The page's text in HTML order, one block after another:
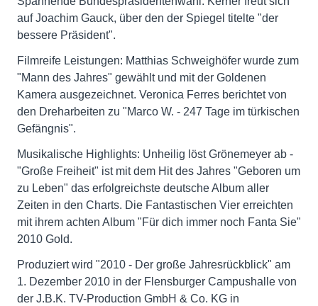
auf Joachim Gauck, über den der Spiegel titelte "der
bessere Präsident".
Filmreife Leistungen: Matthias Schweighöfer wurde zum
"Mann des Jahres" gewählt und mit der Goldenen
Kamera ausgezeichnet. Veronica Ferres berichtet von
den Dreharbeiten zu "Marco W. - 247 Tage im türkischen
Gefängnis".
Musikalische Highlights: Unheilig löst Grönemeyer ab -
"Große Freiheit" ist mit dem Hit des Jahres "Geboren um
zu Leben" das erfolgreichste deutsche Album aller
Zeiten in den Charts. Die Fantastischen Vier erreichten
mit ihrem achten Album "Für dich immer noch Fanta Sie"
2010 Gold.
Produziert wird "2010 - Der große Jahresrückblick" am
1. Dezember 2010 in der Flensburger Campushalle von
der J.B.K. TV-Production GmbH & Co. KG in